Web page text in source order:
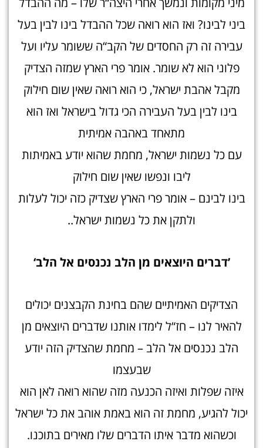
ביני לבינו? ואז הוא רואה שכל ההבדל בינו לבין בעל
עבירה זה רק החסדים של הקב“ה ששומר עליו ועל
פלוני הוא לא שומר. אומר פרי הארץ שמזה הצדיק
מקבל אהבת ישראל, כי הוא רואה שאין שום חילוק
בינו לבין בעל העבירה הכי גדול בישראל ואז הוא
מתאחד באהבה אמיתית
עם כל נשמות ישראל, מחמת שהוא יודע באמיתות
ליבו ונפשו שאין שום חילוק
בינו לבינם – אומר פרי הארץ שצדיק כזה יכול לעלות
ולתקן את כל נשמות ישראל..
’דברים היוצאים מן הלב נכנסים אל הלב‘
הצדיקים האמיתיים שהם בחינת הקבצנים יכולים
להאיר לנו – חז“ל לימדו אותנו שדברים היוצאים מן
הלב נכנסים אל הלב – מחמת שהצדיק הזה יודע
שבעצמו
איזה שפלות ואיזה הכנעה מזה שהוא רואה לאן הוא
יכול להגיע, מחמת זה הוא באמת אוהב את כל ישראל
וכשהוא מדבר איתו הדברים שלו מאירים בתוכנו.